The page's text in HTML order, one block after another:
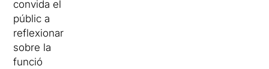
convida el
públic a
reflexionar
sobre la
funció